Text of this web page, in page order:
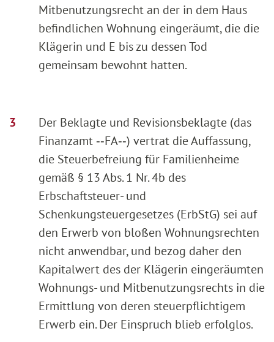
Mitbenutzungsrecht an der in dem Haus
befindlichen Wohnung eingeräumt, die die
Klägerin und E bis zu dessen Tod
gemeinsam bewohnt hatten.
Der Beklagte und Revisionsbeklagte (das
Finanzamt ‑‑FA‑‑) vertrat die Auffassung,
die Steuerbefreiung für Familienheime
gemäß § 13 Abs. 1 Nr. 4b des
Erbschaftsteuer- und
Schenkungsteuergesetzes (ErbStG) sei auf
den Erwerb von bloßen Wohnungsrechten
nicht anwendbar, und bezog daher den
Kapitalwert des der Klägerin eingeräumten
Wohnungs- und Mitbenutzungsrechts in die
Ermittlung von deren steuerpflichtigem
Erwerb ein. Der Einspruch blieb erfolglos.